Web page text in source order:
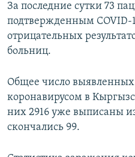
За последние сутки 73
подтвержденным COVID-
отрицательных
больниц.
Общее число
коронавирусом в
них 2916 уже выписаны
скончались 99.